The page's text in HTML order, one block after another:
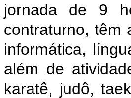
jornada de 9
contraturno, têm
informática,
além de
karatê, judô,